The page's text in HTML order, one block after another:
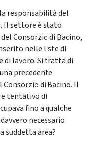
responsabilità del
Il settore è stato
Consorzio di Bacino,
nelle liste di
di lavoro. Si tratta di
precedente
di Bacino. Il
tentativo di
fino a qualche
necessario
suddetta area?